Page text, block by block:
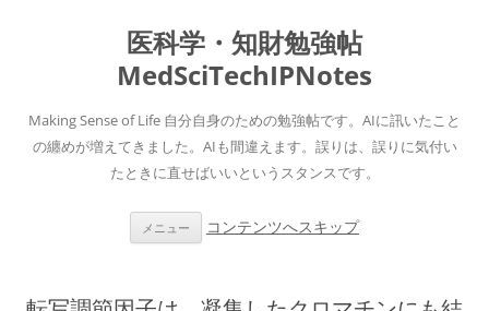
医科学・知財勉強帖
MedSciTechIPNotes
Making Sense of Life 自分自身のための勉強帖です。AIに訊いたこと
の纏めが増えてきました。AIも間違えます。誤りは、誤りに気付い
たときに直せばいいというスタンスです。
メニュー コンテンツへスキップ